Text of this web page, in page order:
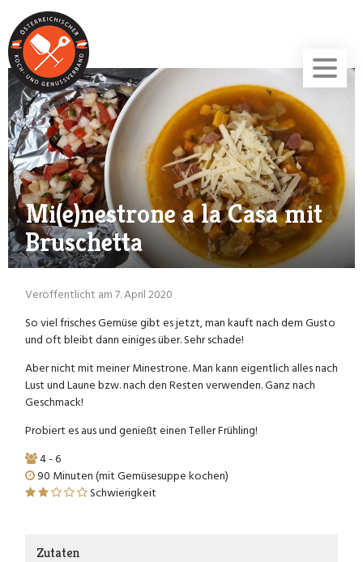
Mi(e)nestrone a la Casa mit
Bruschetta
Veröffentlicht am 7. April 2020
So viel frisches Gemüse gibt es jetzt, man kauft nach dem Gusto
und oft bleibt dann einiges über. Sehr schade!
Aber nicht mit meiner Minestrone. Man kann eigentlich alles nach
Lust und Laune bzw. nach den Resten verwenden. Ganz nach
Geschmack!
Probiert es aus und genießt einen Teller Frühling!
4 - 6
90 Minuten (mit Gemüsesuppe kochen)
Schwierigkeit
Zutaten